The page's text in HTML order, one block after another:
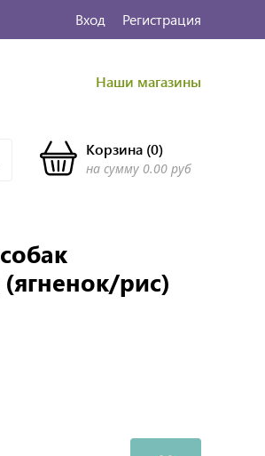
Вход Регистрация
Наши магазины
Корзина(0)
на сумму 0.00 руб
рис)